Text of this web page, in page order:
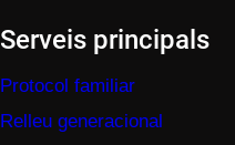
Serveis principals
Protocol familiar
Relleu generacional